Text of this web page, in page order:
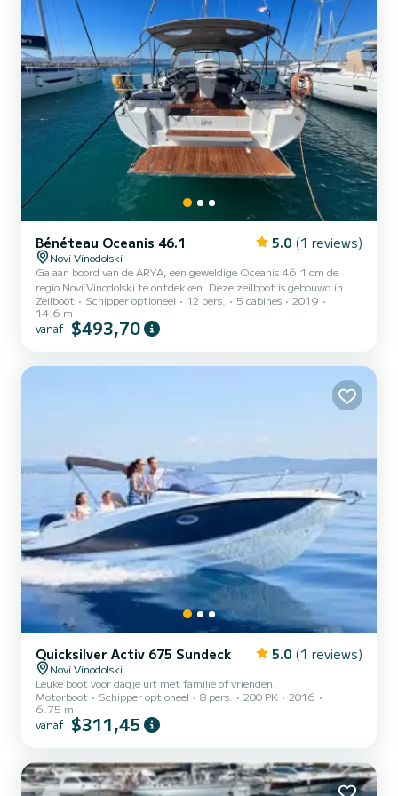
Bénéteau Oceanis 46.1 5.0 (1 reviews)
Novi Vinodolski
Ga aan boord van de ARYA, een geweldige Oceanis 46.1 om de
regio Novi Vinodolski te ontdekken. Deze zeilboot is gebouwd in
2019 om volledig comfort en prestaties op zee te garanderen. De
boot heeft 5 volledig uitgeruste hut(ten) en een capaciteit van 12
personen. Met een totale lengte van 15 meter is het uw beste
Zeilboot Schipper optioneel 12 pers. 5 cabines
2019
14.6 m
vanaf $493,70
Quicksilver Activ 675 Sundeck 5.0 (1 reviews)
Novi Vinodolski
Leuke boot voor dagje uit met familie of vrienden.
Motorboot
Schipper optioneel 8 pers. 200 PK
2016
6.75 m
vanaf $311,45